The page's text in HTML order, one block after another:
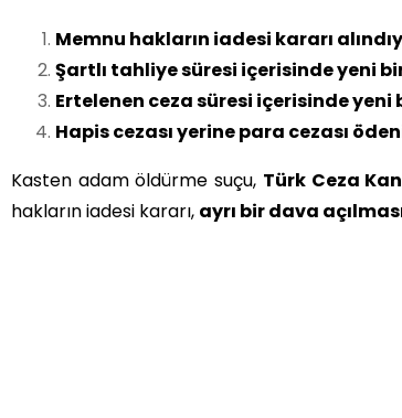
Memnu hakların iadesi kararı
Şartlı tahliye süresi içerisinde yeni
Ertelenen ceza süresi içerisinde yeni
Hapis cezası yerine para cezası
Kasten adam öldürme suçu, Türk Ceza
hakların iadesi kararı, ayrı bir dava